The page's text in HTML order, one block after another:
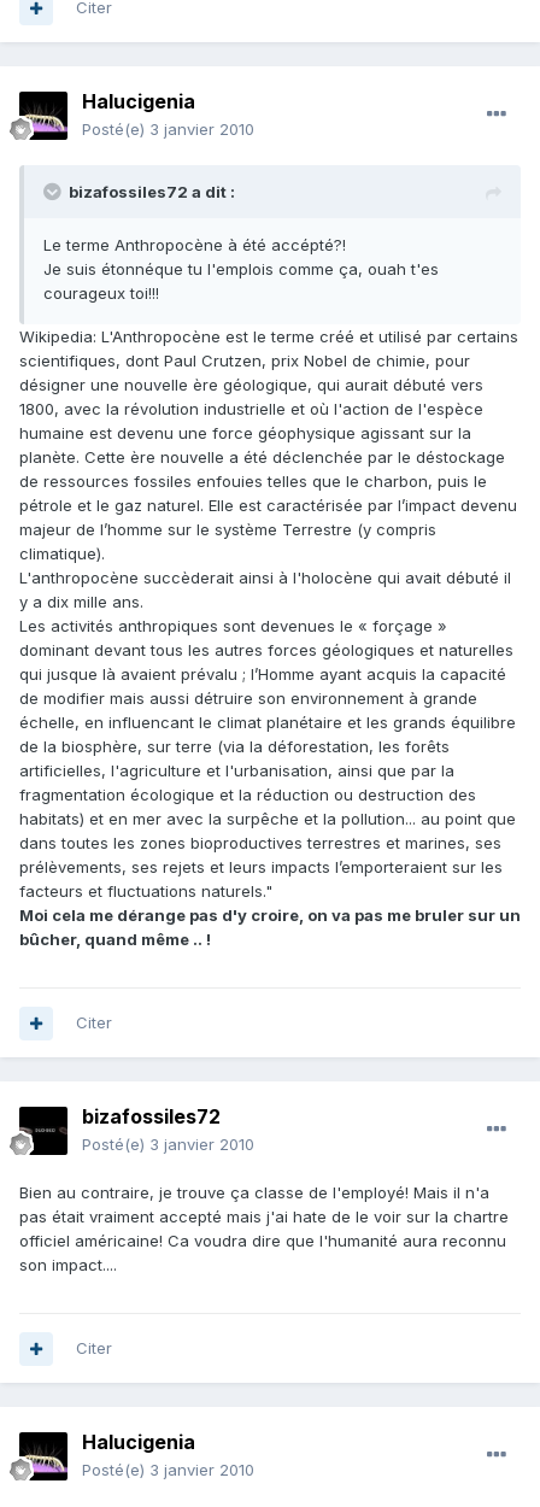
Citer
Halucigenia
Posté(e) 3 janvier 2010
bizafossiles72 a dit :
Le terme Anthropocène à été accépté?!
Je suis étonnéque tu l'emplois comme ça, ouah t'es
courageux toi!!!
Wikipedia: L'Anthropocène est le terme créé et utilisé par certains
scientifiques, dont Paul Crutzen, prix Nobel de chimie, pour
désigner une nouvelle ère géologique, qui aurait débuté vers
1800, avec la révolution industrielle et où l'action de l'espèce
humaine est devenu une force géophysique agissant sur la
planète. Cette ère nouvelle a été déclenchée par le déstockage
de ressources fossiles enfouies telles que le charbon, puis le
pétrole et le gaz naturel. Elle est caractérisée par l’impact devenu
majeur de l’homme sur le système Terrestre (y compris
climatique).
L'anthropocène succèderait ainsi à l'holocène qui avait débuté il
y a dix mille ans.
Les activités anthropiques sont devenues le « forçage »
dominant devant tous les autres forces géologiques et naturelles
qui jusque là avaient prévalu ; l’Homme ayant acquis la capacité
de modifier mais aussi détruire son environnement à grande
échelle, en influencant le climat planétaire et les grands équilibre
de la biosphère, sur terre (via la déforestation, les forêts
artificielles, l'agriculture et l'urbanisation, ainsi que par la
fragmentation écologique et la réduction ou destruction des
habitats) et en mer avec la surpêche et la pollution... au point que
dans toutes les zones bioproductives terrestres et marines, ses
prélèvements, ses rejets et leurs impacts l’emporteraient sur les
facteurs et fluctuations naturels."
Moi cela me dérange pas d'y croire, on va pas me bruler sur un
bûcher, quand même .. !
Citer
bizafossiles72
Posté(e) 3 janvier 2010
Bien au contraire, je trouve ça classe de l'employé! Mais il n'a
pas était vraiment accepté mais j'ai hate de le voir sur la chartre
officiel américaine! Ca voudra dire que l'humanité aura reconnu
son impact....
Citer
Halucigenia
Posté(e) 3 janvier 2010